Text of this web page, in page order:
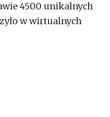
4500 unikalnych
w wirtualnych